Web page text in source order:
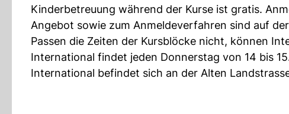
Kinderbetreuung während der Kurse ist gratis.
Angebot sowie zum Anmeldeverfahren sind auf
Passen die Zeiten der Kursblöcke nicht, können
International findet jeden Donnerstag von 14 bis
International befindet sich an der Alten